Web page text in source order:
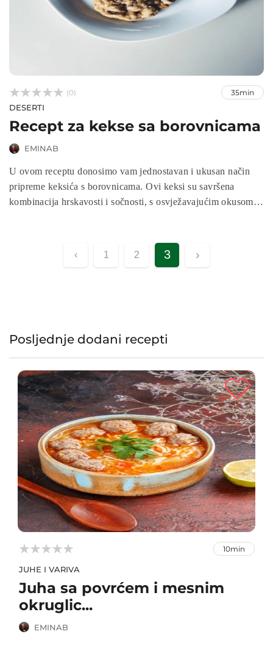


 (0) 35min
DESERTI
Recept za kekse sa borovnicama
EMINAB
U ovom receptu donosimo vam jednostavan i ukusan način
pripreme keksića s borovnicama. Ovi keksi su savršena
kombinacija hrskavosti i sočnosti, s osvježavajućim okusom
uživajte u ovim primamljivim keksima punim voćne arome.
‹ 1 2 3 ›
Posljednje dodani recepti


 10min
JUHE I VARIVA
Juha sa povrćem i mesnim
okruglic...
EMINAB